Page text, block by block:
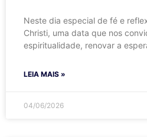
Neste dia especial de fé e
Christi, uma data que nos
espiritualidade, renovar a
LEIA MAIS »
04/06/2026